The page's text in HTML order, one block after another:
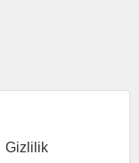
Gizlilik